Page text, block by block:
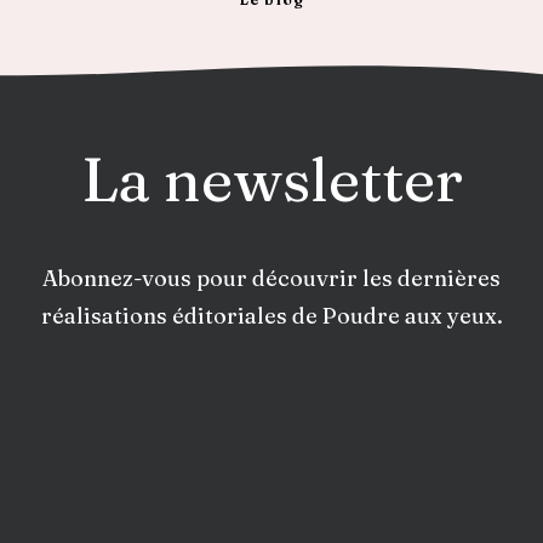
La newsletter
Abonnez-vous pour découvrir les dernières
réalisations éditoriales de Poudre aux yeux.